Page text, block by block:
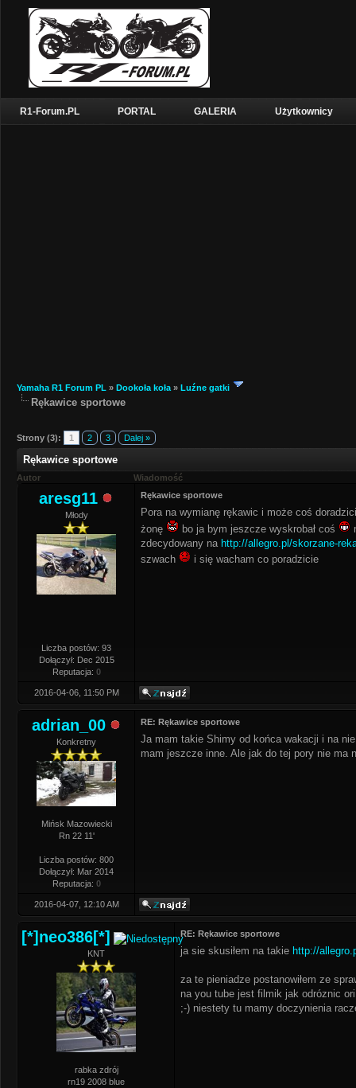
R1-Forum.PL PORTAL GALERIA Użytkownicy
Yamaha R1 Forum PL » Dookoła koła » Luźne gatki
Rękawice sportowe
Strony (3): 1 2 3 Dalej »
Rękawice sportowe
Autor Wiadomość
aresg11
Młody
Liczba postów: 93
Dołączył: Dec 2015
Reputacja: 0
Rękawice sportowe
Pora na wymianę rękawic i może coś
żonę
bo ja bym jeszcze wyskrobał coś
zdecydowany na http://allegro.pl/skorzane-
szwach
i się wacham co poradzicie
2016-04-06, 11:50 PM
adrian_00
Konkretny
Mińsk Mazowiecki
Rn 22 11'
Liczba postów: 800
Dołączył: Mar 2014
Reputacja: 0
RE: Rękawice sportowe
Ja mam takie Shimy od końca wakacji i na
mam jeszcze inne. Ale jak do tej pory nie ma
2016-04-07, 12:10 AM
[*]neo386[*]
KNT
rabka zdrój
rn19 2008 blue
RE: Rękawice sportowe
ja sie skusiłem na takie http://
za te pieniadze postanowiłem ze
na you tube jest filmik jak odróznic
;-) niestety tu mamy doczynienia